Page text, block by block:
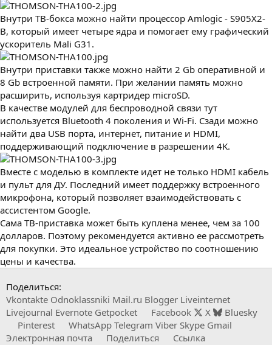
Внутри ТВ-бокса можно найти процессор Amlogic - S905X2-
B, который имеет четыре ядра и помогает ему графический
ускоритель Mali G31.
Внутри приставки также можно найти 2 Gb оперативной и
8 Gb встроенной памяти. При желании память можно
расширить, используя картридер microSD.
В качестве модулей для беспроводной связи тут
используется Bluetooth 4 поколения и Wi-Fi. Сзади можно
найти два USB порта, интернет, питание и HDMI,
поддерживающий подключение в разрешении 4K.
Вместе с моделью в комплекте идет не только HDMI кабель
и пульт для ДУ. Последний имеет поддержку встроенного
микрофона, который позволяет взаимодействовать с
ассистентом Google.
Сама ТВ-приставка может быть куплена менее, чем за 100
долларов. Поэтому рекомендуется активно ее рассмотреть
для покупки. Это идеальное устройство по соотношению
цены и качества.
Поделиться:
Vkontakte Odnoklassniki Mail.ru Blogger Liveinternet
Livejournal Evernote Getpocket Facebook X
Bluesky
Pinterest
WhatsApp Telegram Viber Skype Gmail
Электронная почта
Поделиться Ссылка